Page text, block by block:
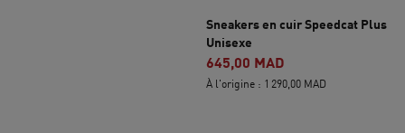
Sneakers en cuir Speedcat Plus
Unisexe
645,00 MAD
À l'origine : 1 290,00 MAD